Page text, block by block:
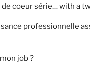
de coeur série… with a
professionnelle
job ?